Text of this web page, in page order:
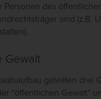
Personen des
sind (z.B.
Gewalt
geteilten drei
“öffentlichen Gewalt”